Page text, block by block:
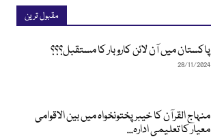
مقبول ترین
پاکستان میں آن لائن کاروبار کا مستقبل؟؟؟
28/11/2024
منہاج القرآن کا خیبرپختونخواہ میں بین الاقوامی
معیار کا تعلیمی ادارہ...